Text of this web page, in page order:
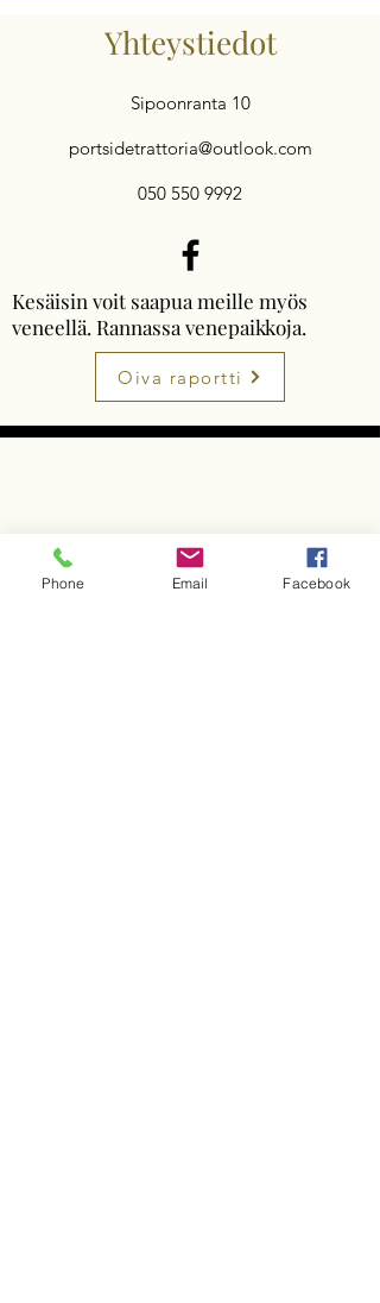
Yhteystiedot
Sipoonranta 10
portsidetrattoria@outlook.com
050 550 9992
Kesäisin voit saapua meille myös
veneellä. Rannassa venepaikkoja.
Oiva raportti
Phone Email Facebook